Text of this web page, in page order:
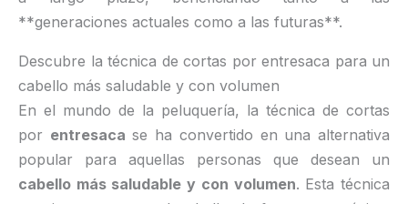
**generaciones actuales como a las futuras**.
Descubre la técnica de cortas por entresaca para un
cabello más saludable y con volumen
En el mundo de la peluquería, la técnica de cortas
por entresaca se ha convertido en una alternativa
popular para aquellas personas que desean un
cabello más saludable y con volumen. Esta técnica